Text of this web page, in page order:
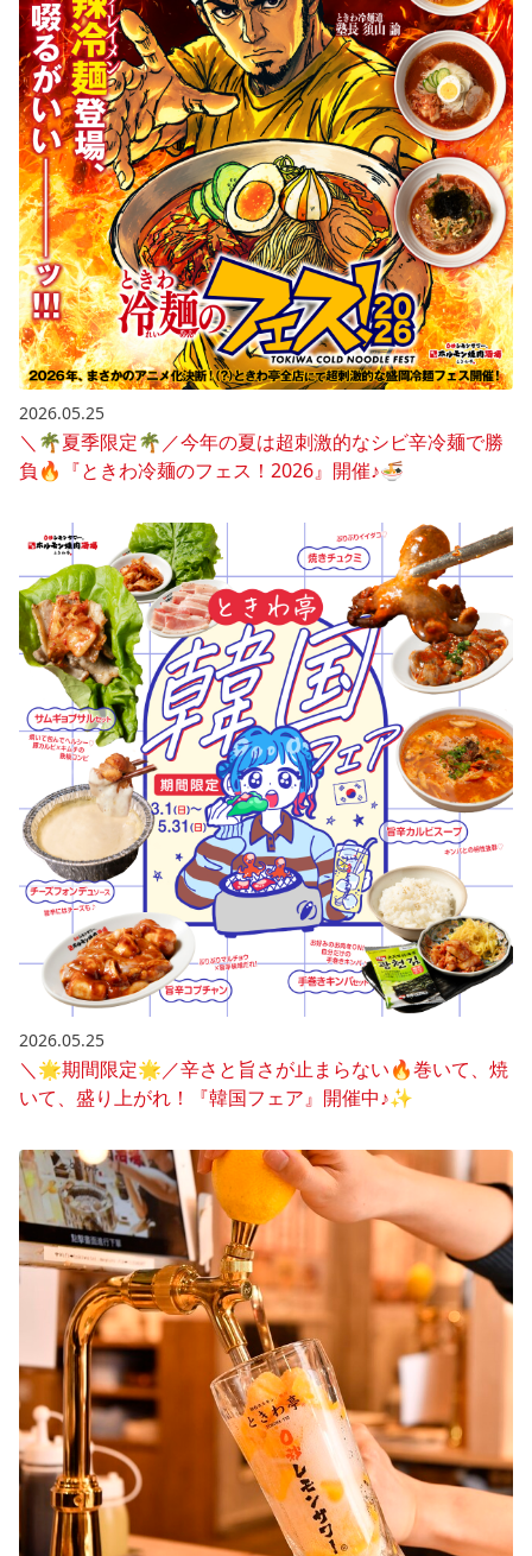
2026.05.25
＼🌴夏季限定🌴／今年の夏は超刺激的なシビ辛冷麺で勝
負🔥『ときわ冷麺のフェス！2026』開催♪🍜
2026.05.25
＼🌟期間限定🌟／辛さと旨さが止まらない🔥巻いて、焼
いて、盛り上がれ！『韓国フェア』開催中♪✨